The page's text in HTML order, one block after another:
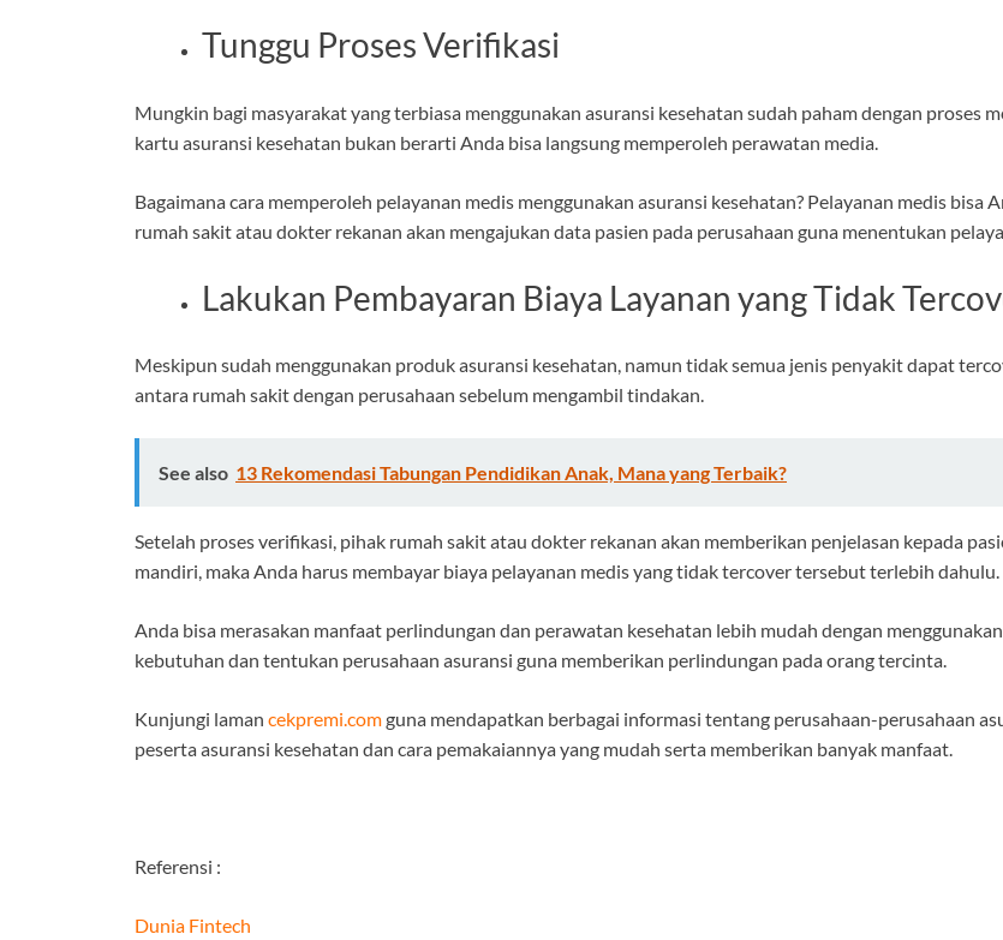
Tunggu Proses Verifikasi
Mungkin bagi masyarakat yang terbiasa menggunakan asuransi kesehatan sudah paham dengan proses
kartu asuransi kesehatan bukan berarti Anda bisa langsung memperoleh perawatan media.
Bagaimana cara memperoleh pelayanan medis menggunakan asuransi kesehatan? Pelayanan medis
rumah sakit atau dokter rekanan akan mengajukan data pasien pada perusahaan guna menentukan
Lakukan Pembayaran Biaya Layanan yang Tidak
Meskipun sudah menggunakan produk asuransi kesehatan, namun tidak semua jenis penyakit dapat
antara rumah sakit dengan perusahaan sebelum mengambil tindakan.
See also 13 Rekomendasi Tabungan Pendidikan Anak, Mana yang Terbaik?
Setelah proses verifikasi, pihak rumah sakit atau dokter rekanan akan memberikan penjelasan kepada
mandiri, maka Anda harus membayar biaya pelayanan medis yang tidak tercover tersebut terlebih dahulu.
Anda bisa merasakan manfaat perlindungan dan perawatan kesehatan lebih mudah dengan menggunakan
kebutuhan dan tentukan perusahaan asuransi guna memberikan perlindungan pada orang tercinta.
Kunjungi laman cekpremi.comguna mendapatkan berbagai informasi tentang perusahaan-perusahaan
peserta asuransi kesehatan dan cara pemakaiannya yang mudah serta memberikan banyak manfaat.
Referensi :
Dunia Fintech